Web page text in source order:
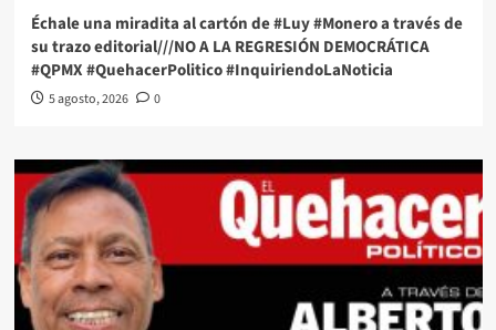
Échale una miradita al cartón de #Luy #Monero a través de
su trazo editorial///NO A LA REGRESIÓN DEMOCRÁTICA
#QPMX #QuehacerPolitico #InquiriendoLaNoticia
5 agosto, 2026 0